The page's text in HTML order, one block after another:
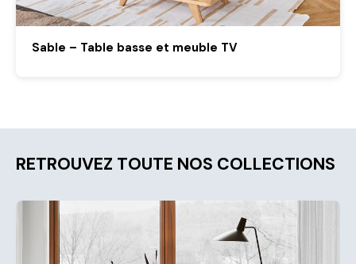
Sable – Table basse et meuble TV
RETROUVEZ TOUTE NOS COLLECTIONS